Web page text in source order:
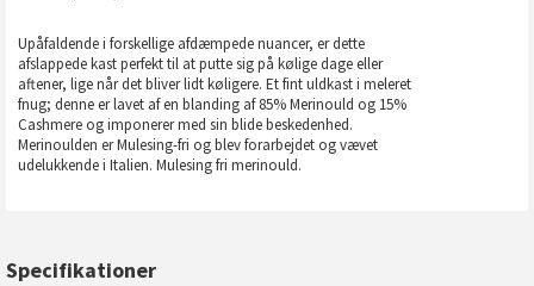
Upåfaldende i forskellige afdæmpede nuancer, er dette
afslappede kast perfekt til at putte sig på kølige dage eller
aftener, lige når det bliver lidt køligere. Et fint uldkast i meleret
fnug; denne er lavet af en blanding af 85% Merinould og 15%
Cashmere og imponerer med sin blide beskedenhed.
Merinoulden er Mulesing-fri og blev forarbejdet og vævet
udelukkende i Italien. Mulesing fri merinould.
Specifikationer